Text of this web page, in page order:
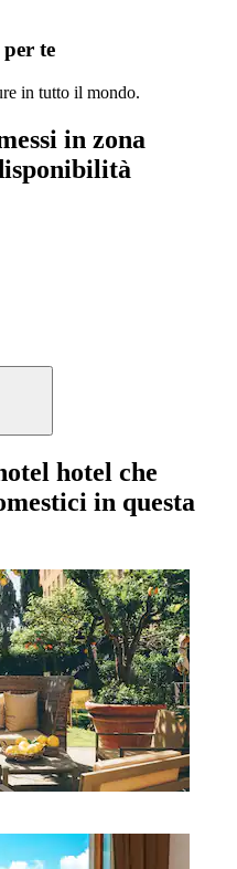
te
in tutto il mondo.
in zona
hotel che
in questa